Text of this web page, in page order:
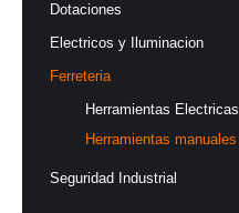
Dotaciones
Electricos y Iluminacion
Ferreteria
Herramientas Electricas
Herramientas manuales
Seguridad Industrial